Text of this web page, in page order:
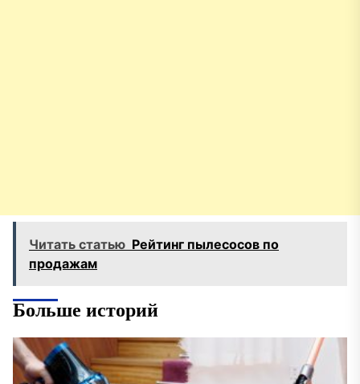
Читать статью Рейтинг пылесосов по
продажам
Больше историй